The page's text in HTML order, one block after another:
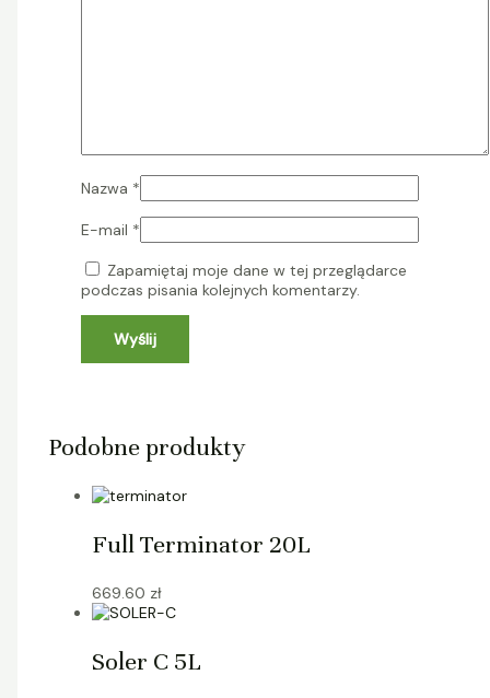
Nazwa *
E-mail *
Zapamiętaj moje dane w tej przeglądarce
podczas pisania kolejnych komentarzy.
Podobne produkty
Full Terminator 20L
669.60 zł
Soler C 5L